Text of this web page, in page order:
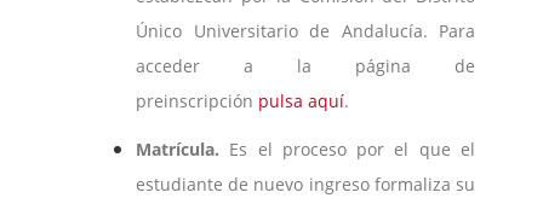
Único Universitario de Andalucía. Para
acceder a la página de
preinscripción pulsa aquí.
Matrícula. Es el proceso por el que el
estudiante de nuevo ingreso formaliza su